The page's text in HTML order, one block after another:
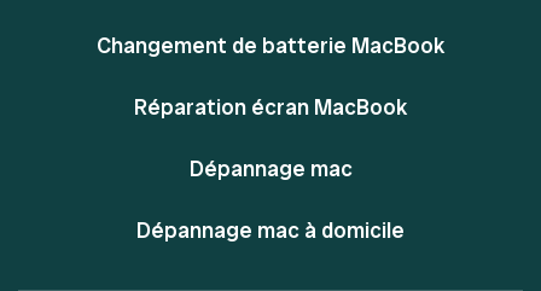
Changement de batterie MacBook
Réparation écran MacBook
Dépannage mac
Dépannage mac à domicile